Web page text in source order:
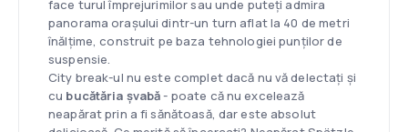
face turul împrejurimilor sau unde puteți admira
panorama orașului dintr-un turn aflat la 40 de metri
înălțime, construit pe baza tehnologiei punților de
suspensie.
City break-ul nu este complet dacă nu vă delectați și
cu bucătăria șvabă- poate că nu excelează
neapărat prin a fi sănătoasă, dar este absolut